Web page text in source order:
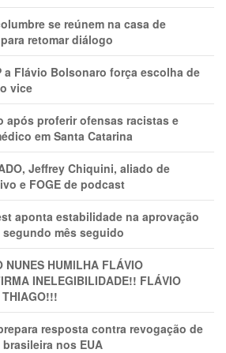
se reúnem na casa de
retomar diálogo
a Flávio Bolsonaro força escolha de
vice
após proferir ofensas racistas e
em Santa Catarina
Jeffrey Chiquini, aliado de
e FOGE de podcast
aponta estabilidade na aprovação
mês seguido
NUNES HUMlLHA FLÁVIO
INELEGIBILIDADE!! FLÁVIO
THIAGO!!!
resposta contra revogação de
nos EUA